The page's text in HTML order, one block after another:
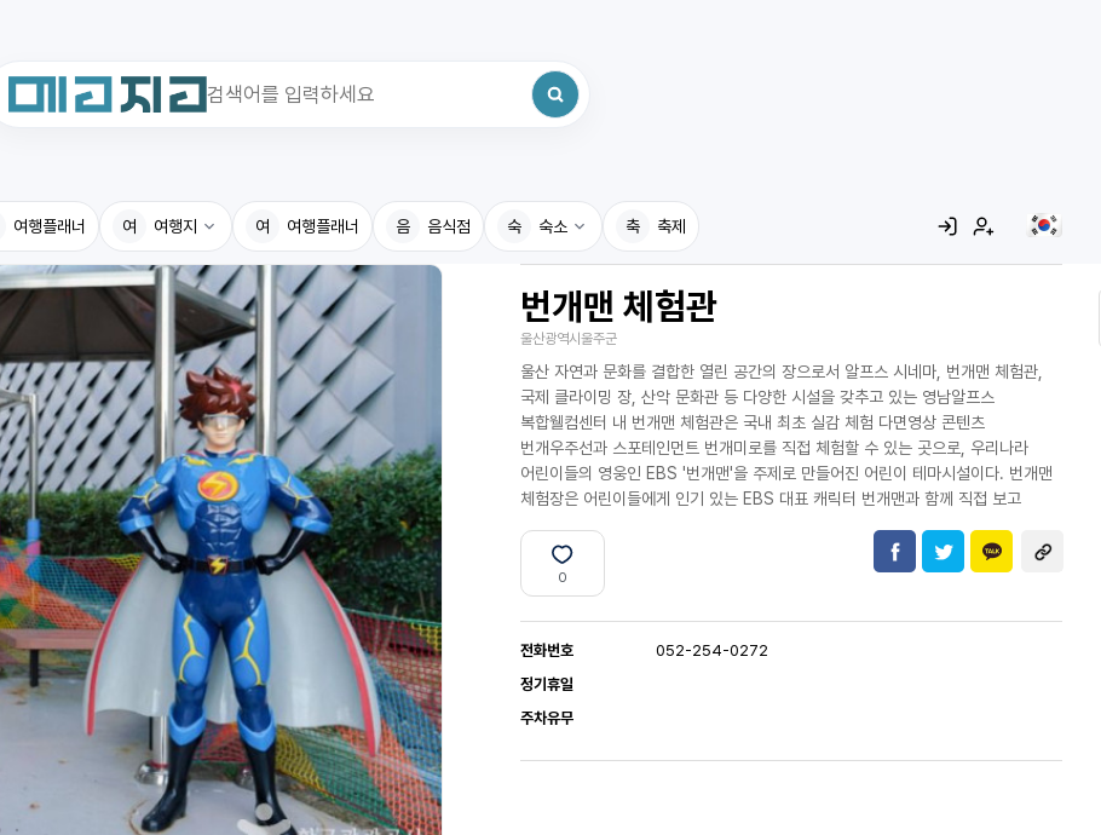
여행플래너 여 여행지
국내여행지
전기충전소
식물도감
여 여행플래너 음 음식점 숙 숙소
국내맛집
고수의레시피
음식용어사전
축 축제
최근 검색어가 없습니다.
번개맨 체험관
울산광역시울주군
울산 자연과 문화를 결합한 열린 공간의 장으로서 알프스 시네마, 번개맨 체험관,
국제 클라이밍 장, 산악 문화관 등 다양한 시설을 갖추고 있는 영남알프스
복합웰컴센터 내 번개맨 체험관은 국내 최초 실감 체험 다면영상 콘텐츠
번개우주선과 스포테인먼트 번개미로를 직접 체험할 수 있는 곳으로, 우리나라
어린이들의 영웅인 EBS '번개맨'을 주제로 만들어진 어린이 테마시설이다. 번개맨
체험장은 어린이들에게 인기 있는 EBS 대표 캐릭터 번개맨과 함께 직접 보고
0
전화번호
052-254-0272
정기휴일
주차유무